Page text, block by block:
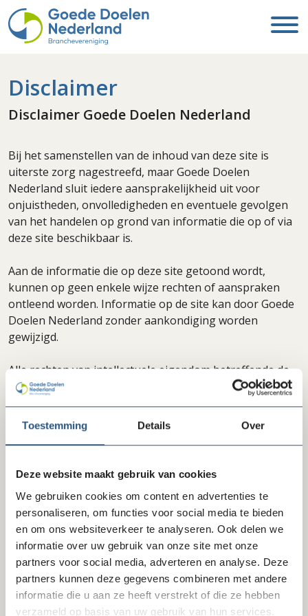
Toestemming Details Over
Deze website maakt gebruik van cookies
We gebruiken cookies om content en advertenties te
personaliseren, om functies voor social media te bieden
en om ons websiteverkeer te analyseren. Ook delen we
informatie over uw gebruik van onze site met onze
partners voor social media, adverteren en analyse. Deze
partners kunnen deze gegevens combineren met andere
informatie die u aan ze heeft verstrekt of die ze hebben
verzameld op basis van uw gebruik van hun services.
Disclaimer
Disclaimer Goede Doelen Nederland
Bij het samenstellen van de inhoud van deze site is
uiterste zorg nagestreefd, maar Goede Doelen
Nederland sluit iedere aansprakelijkheid uit voor
onjuistheden, onvolledigheden en eventuele gevolgen
van het handelen op grond van informatie die op of via
deze site beschikbaar is.
Aan de informatie die op deze site getoond wordt,
kunnen op geen enkele wijze rechten of aanspraken
ontleend worden. Informatie op de site kan door Goede
Doelen Nederland zonder aankondiging worden
gewijzigd.
Alle rechten van intellectuele eigendom betreffende de
content op deze website liggen bij Goeden Doelen
Nederland. Kopiëren, verspreiden en elk ander gebruik
van deze materialen is niet toegestaan zonder
schriftelijke toestemming van Goeden Doelen
bepaald in regelingen van dwingend recht (zoals
Internetsites van derden
Deze disclaimer en privacyverklaring zijn niet van
toepassing op websites van derden die door middel van
links met de website(s) van Goede Doelen Nederland zijn
verbonden.